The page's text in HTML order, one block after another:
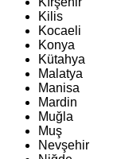
Kilis
Kocaeli
Konya
Kütahya
Malatya
Manisa
Mardin
Muğla
Muş
Nevşehir